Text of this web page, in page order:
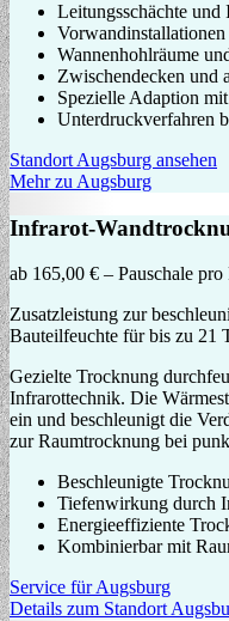
Leitungsschächte und
Wannenhohlräume
Zwischendecken und
Spezielle Adaption
Unterdruckverfahren
Standort Augsburg ansehen
Mehr zu Augsburg
Infrarot-
ab 165,00 € – Pauschale pro
Zusatzleistung zur
Bauteilfeuchte für bis zu 21
Gezielte Trocknung
Infrarottechnik. Die
ein und beschleunigt die
zur Raumtrocknung bei
Beschleunigte
Tiefenwirkung durch
Energieeffiziente
Kombinierbar mit
Service für Augsburg
Details zum Standort